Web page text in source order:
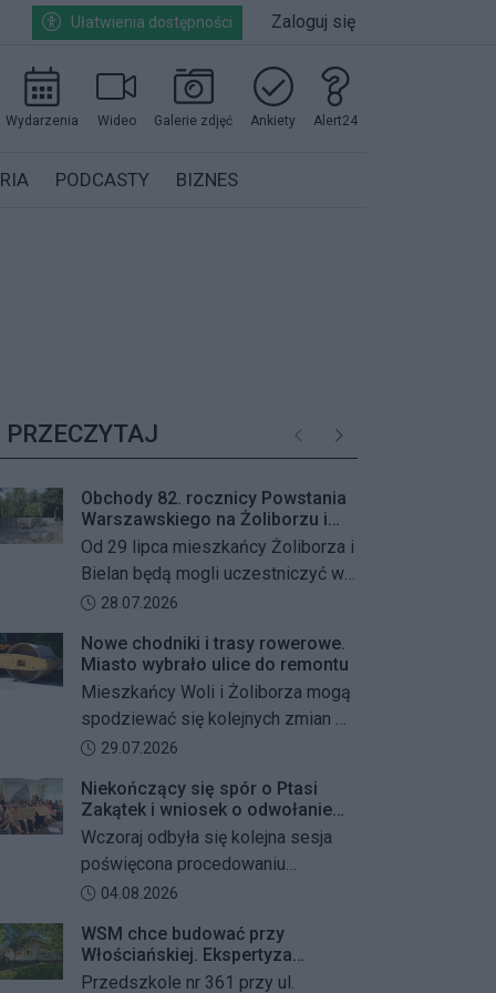
Ułatwienia dostępności Zaloguj się
Wydarzenia Wideo Galerie zdjęć Ankiety Alert24
PODCASTY BIZNES
PRZECZYTAJ PoprzednieNastępne
Obchody 82. rocznicy Powstania
Warszawskiego na Żoliborzu i
Bielanach
Od 29 lipca mieszkańcy Żoliborza i
Bielan będą mogli uczestniczyć w
szeregu kolejnych wydarzeń
Powstania Warszawskiego oraz
żołnierzy Armii Krajowej Obwodu
„Żywiciel”. W programie znalazły
się akcje porządkowania miejsc
pamięci, uroczystości patriotyczne,
spotkania z powstańcami oraz
wspólne oddanie hołdu bohaterom
Data dodania artykułu:
28.07.2026
Nowe chodniki i trasy rowerowe.
Miasto wybrało ulice do remontu
Mieszkańcy Woli i Żoliborza mogą
spodziewać się kolejnych zmian w
miejskiej przestrzeni. Warszawa
dróg dla rowerów na kilku ważnych
ulicach obu dzielnic. Wykonawcy
mają zostać wybrani w przetargu, a
wszystkie prace mają zakończyć
się jeszcze w tym roku.
Data dodania artykułu:
29.07.2026
Niekończący się spór o Ptasi
Zakątek i wniosek o odwołanie
przewodniczącego Rady
Dzielnicy
Wczoraj odbyła się kolejna sesja
poświęcona procedowaniu
obywatelskiego projektu uchwały
zaniechania budowy zespołu
przedszkolno-żłobkowego przy ul.
Data dodania artykułu:
04.08.2026
WSM chce budować przy
Włościańskiej. Ekspertyza
wykazała problemy z gruntem
Przedszkole nr 361 przy ul.